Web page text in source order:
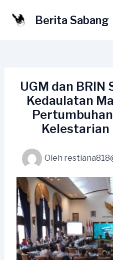
Berita Sabang
UGM dan
Kedaulatan
Oleh